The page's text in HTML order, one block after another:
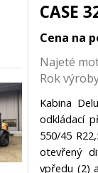
CASE
Cena na
Najeté
Rok
Kabina
odkládací
550/45
otevřený
vpředu (2)